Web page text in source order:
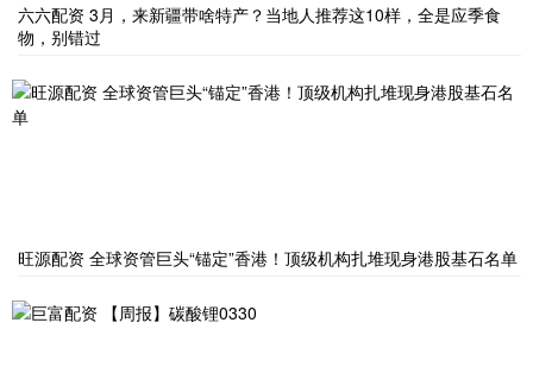
六六配资 3月，来新疆带啥特产？当地人推荐这10样，全是应季食
物，别错过
旺源配资 全球资管巨头“锚定”香港！顶级机构扎堆现身港股基石名单